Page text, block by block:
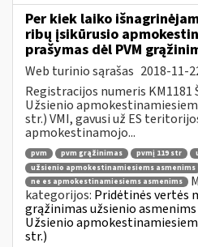
Per kiek laiko
ribų įsikūrusio
prašymas dėl PVM
Web turinio sąrašas 2018-11-
Registracijos numeris
Užsienio
str.) VMI, gavusi už ES
apmokestinamojo...
pvm pvm grąžinimas pvmį 119 str
užsienio apmokestinamiesiems asmenims
ne es apmokestinamiesiems asmenims
kategorijos: Pridėtinės vertės
grąžinimas užsienio asmenims
Užsienio
str.)